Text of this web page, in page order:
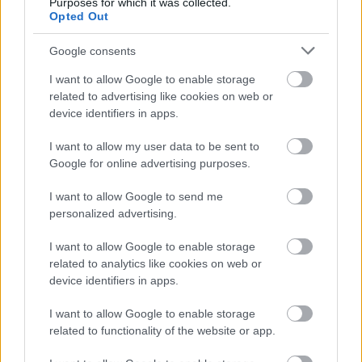
Opted Out
Google consents
I want to allow Google to enable storage
related to advertising like cookies on web or
device identifiers in apps.
I want to allow my user data to be sent to
Google for online advertising purposes.
I want to allow Google to send me
personalized advertising.
I want to allow Google to enable storage
related to analytics like cookies on web or
device identifiers in apps.
I want to allow Google to enable storage
related to functionality of the website or app.
Novemberben a Turbinában játszik a
Chameleons